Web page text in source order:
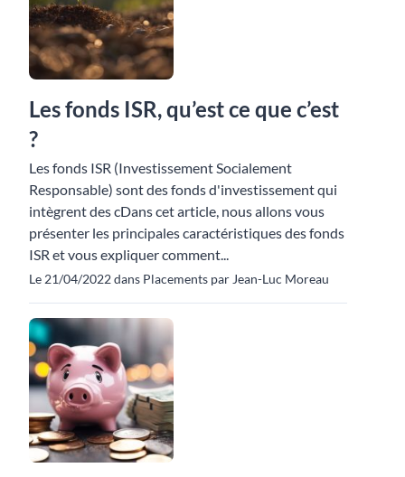
Les fonds ISR, qu’est ce que c’est
?
Les fonds ISR (Investissement Socialement
Responsable) sont des fonds d'investissement qui
intègrent des cDans cet article, nous allons vous
présenter les principales caractéristiques des fonds
ISR et vous expliquer comment...
Le 21/04/2022 dans Placements par Jean-Luc Moreau